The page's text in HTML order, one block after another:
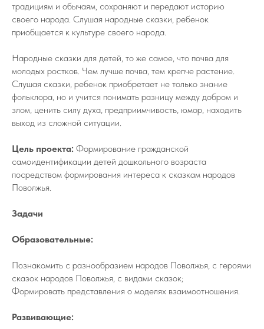
традициям и обычаям, сохраняют и передают историю
своего народа. Слушая народные сказки, ребенок
приобщается к культуре своего народа.
Народные сказки для детей, то же самое, что почва для
молодых ростков. Чем лучше почва, тем крепче растение.
Слушая сказки, ребенок приобретает не только знание
фольклора, но и учится понимать разницу между добром и
злом, ценить силу духа, предприимчивость, юмор, находить
выход из сложной ситуации.
Цель проекта: Формирование гражданской
самоидентификации детей дошкольного возраста
посредством формирования интереса к сказкам народов
Поволжья.
Задачи
Образовательные:
Познакомить с разнообразием народов Поволжья, с героями
сказок народов Поволжья, с видами сказок;
Формировать представления о моделях взаимоотношения.
Развивающие: